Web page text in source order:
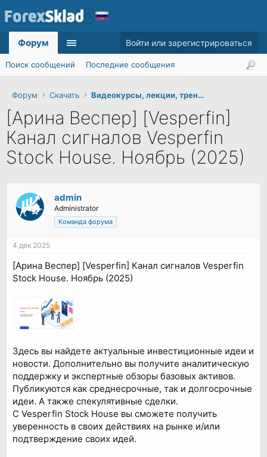
Форум Скачать Видеокурсы, лекции, тренинги
[Арина Веспер] [Vesperfin]
Канал сигналов Vesperfin
Stock House. Ноябрь (2025)
admin
Administrator
Команда форума
4 дек 2025
[Арина Веспер] [Vesperfin] Канал сигналов Vesperfin
Stock House. Ноябрь (2025)
Здесь вы найдете актуальные инвестиционные идеи и
новости. Дополнительно вы получите аналитическую
поддержку и экспертные обзоры базовых активов.
Публикуются как среднесрочные, так и долгосрочные
идеи. А также спекулятивные сделки.
С Vesperfin Stock House вы сможете получить
уверенность в своих действиях на рынке и/или
подтверждение своих идей.
Форум
Поиск сообщений Последние сообщения
Войти или зарегистрироваться